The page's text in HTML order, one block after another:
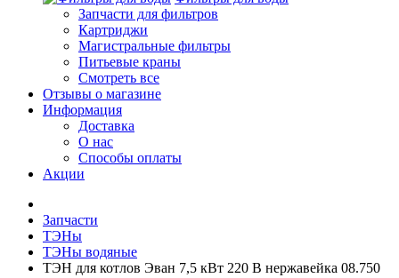
Запчасти для фильтров
Картриджи
Магистральные фильтры
Питьевые краны
Смотреть все
Отзывы о магазине
Информация
Доставка
О нас
Способы оплаты
Акции
Запчасти
ТЭНы
ТЭНы водяные
ТЭН для котлов Эван 7,5 кВт 220 В нержавейка 08.750